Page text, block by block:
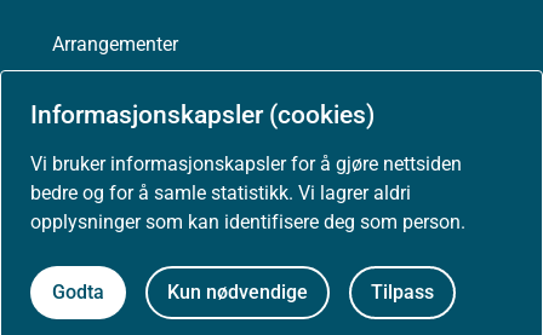
Informasjonskapsler (cookies)
Vi bruker informasjonskapsler for å gjøre nettsiden
bedre og for å samle statistikk. Vi lagrer aldri
opplysninger som kan identifisere deg som person.
Godta Kun nødvendige Tilpass
Arrangementer
Høringer
Presse
Om nettstedet